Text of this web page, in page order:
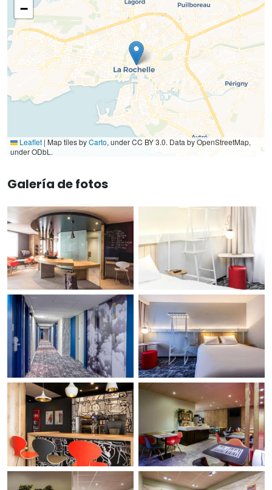
−
Leaflet | Map tiles byCarto, under CC BY 3.0. Data by OpenStreetMap,
under ODbL.
Galería de fotos